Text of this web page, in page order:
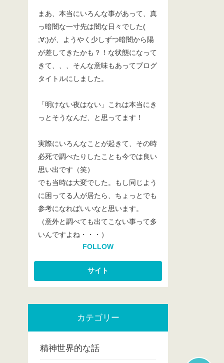
まあ、本当にいろんな事があって、真
っ暗闇な一寸先は闇な日々でした(
;∀;)が、ようやく少しずつ暗闇から陽
が差してきたかも？！な状態になって
きて、、、そんな意味もあってブログ
タイトルにしました。
「明けない夜はない」これは本当にき
っとそうなんだ、と思ってます！
実際にいろんなことが起きて、その時
必死で調べたりしたことも今では良い
思い出です（笑）
でも当時は大変でした。もし同じよう
に困ってる人が居たら、ちょっとでも
参考になればいいなと思います。
（意外と調べても出てこない事って多
いんですよね・・・）
FOLLOW
カテゴリー
精神世界的な話